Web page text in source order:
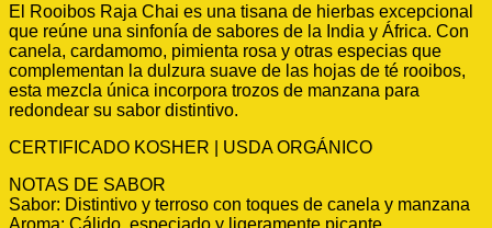
El Rooibos Raja Chai es una tisana de hierbas excepcional
que reúne una sinfonía de sabores de la India y África. Con
canela, cardamomo, pimienta rosa y otras especias que
complementan la dulzura suave de las hojas de té rooibos,
esta mezcla única incorpora trozos de manzana para
redondear su sabor distintivo.
CERTIFICADO KOSHER | USDA ORGÁNICO
NOTAS DE SABOR
Sabor: Distintivo y terroso con toques de canela y manzana
Aroma: Cálido, especiado y ligeramente picante